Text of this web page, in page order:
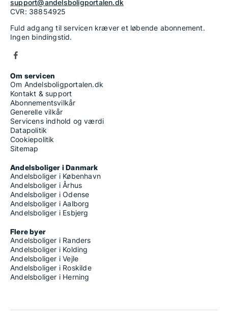
support@andelsboligportalen.dk
CVR: 38854925
Fuld adgang til servicen kræver et løbende abonnement.
Ingen bindingstid.
Om servicen
Om Andelsboligportalen.dk
Kontakt & support
Abonnementsvilkår
Generelle vilkår
Servicens indhold og værdi
Datapolitik
Cookiepolitik
Sitemap
Andelsboliger i Danmark
Andelsboliger i København
Andelsboliger i Århus
Andelsboliger i Odense
Andelsboliger i Aalborg
Andelsboliger i Esbjerg
Flere byer
Andelsboliger i Randers
Andelsboliger i Kolding
Andelsboliger i Vejle
Andelsboliger i Roskilde
Andelsboliger i Herning